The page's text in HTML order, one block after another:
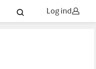
Log ind